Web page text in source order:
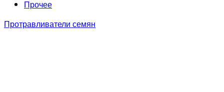
Прочее
Протравливатели семян